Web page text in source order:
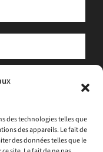
des technologies telles que
des appareils. Le fait de
des données telles que le
pour vous envoyer
activités d'ATLAS.